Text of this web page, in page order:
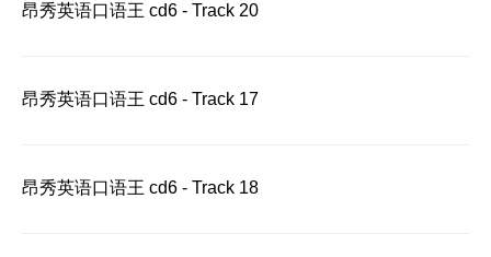
昂秀英语口语王 cd6 - Track 20
昂秀英语口语王 cd6 - Track 17
昂秀英语口语王 cd6 - Track 18